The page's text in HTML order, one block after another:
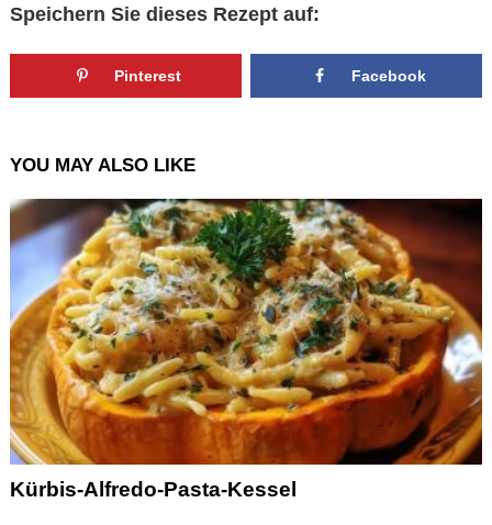
Speichern Sie dieses Rezept auf:
Pinterest Facebook
YOU MAY ALSO LIKE
Kürbis-Alfredo-Pasta-Kessel